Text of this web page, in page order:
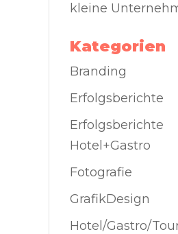
kleine
Kategorien
Branding
Erfolgsberichte
Erfolgsberichte
Hotel+Gastro
Fotografie
GrafikDesign
Hotel/Gastro/